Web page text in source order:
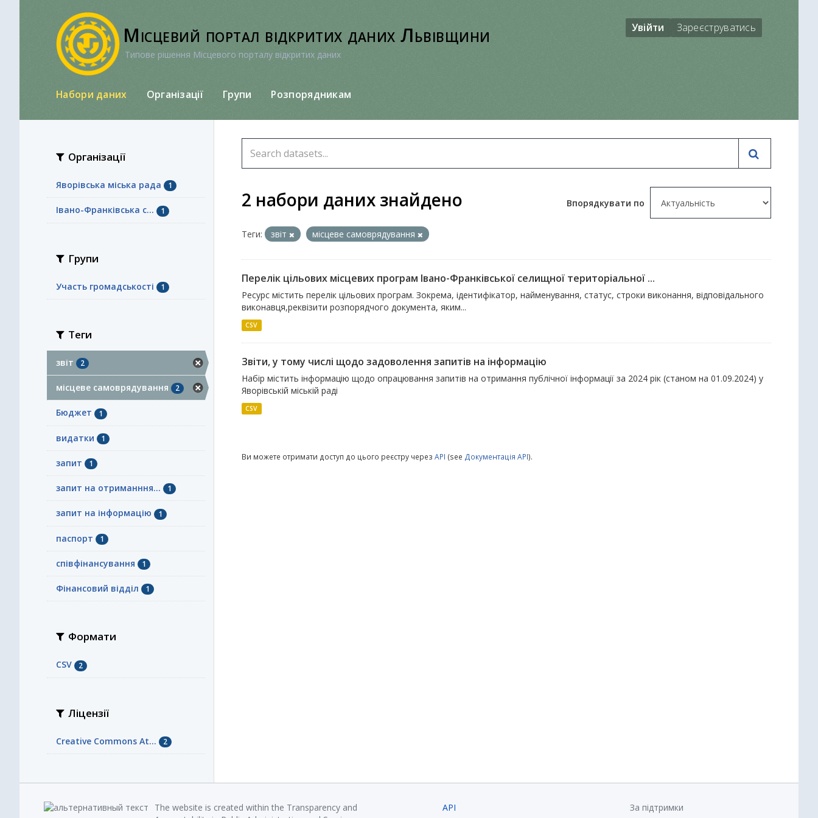
Місцевий портал відкритих даних Львівщини
Типове рішення Місцевого порталу відкритих даних
Увійти Зареєструватись
Набори даних Організації Групи Розпорядникам
Організації
Яворівська міська рада 1
Івано-Франківська с... 1
Групи
Участь громадськості 1
Теги
звіт 2
місцеве самоврядування 2
Бюджет 1
видатки 1
запит 1
запит на отриманння... 1
запит на інформацію 1
паспорт 1
співфінансування 1
Фінансовий відділ 1
Формати
CSV 2
Ліцензії
Creative Commons At... 2
Впорядкувати по
2 набори даних знайдено
Теги: звіт місцеве самоврядування
Перелік цільових місцевих програм Івано-Франківської селищної територіальної ...
Ресурс містить перелік цільових програм. Зокрема, ідентифікатор, найменування, статус, строки виконання, відповідального
виконавця,реквізити розпорядчого документа, яким...
CSV
Звіти, у тому числі щодо задоволення запитів на інформацію
Набір містить інформацію щодо опрацювання запитів на отримання публічної інформації за 2024 рік (станом на 01.09.2024) у
Яворівській міській раді
CSV
Ви можете отримати доступ до цього реєстру через API (see Документація API).
The website is created within the Transparency and
API За підтримки